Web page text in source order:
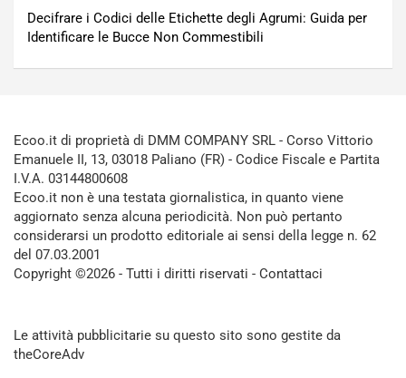
Decifrare i Codici delle Etichette degli Agrumi: Guida per
Identificare le Bucce Non Commestibili
Ecoo.it di proprietà di DMM COMPANY SRL - Corso Vittorio
Emanuele II, 13, 03018 Paliano (FR) - Codice Fiscale e Partita
I.V.A. 03144800608
Ecoo.it non è una testata giornalistica, in quanto viene
aggiornato senza alcuna periodicità. Non può pertanto
considerarsi un prodotto editoriale ai sensi della legge n. 62
del 07.03.2001
Copyright ©2026 - Tutti i diritti riservati - Contattaci
Le attività pubblicitarie su questo sito sono gestite da
theCoreAdv